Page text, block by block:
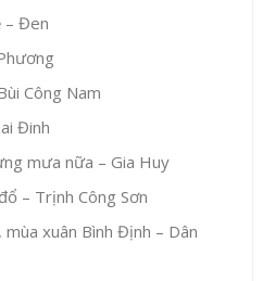
– Đen
Công Nam
Đinh
mưa nữa – Gia Huy
– Trịnh Công Sơn
xuân Bình Định – Dân